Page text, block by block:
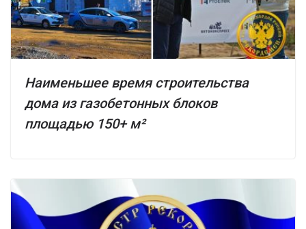
Наименьшее время строительства
дома из газобетонных блоков
площадью 150+ м²